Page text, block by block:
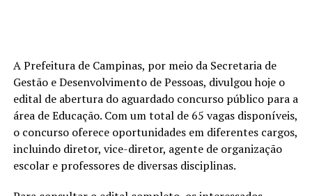
A Prefeitura de Campinas, por meio da Secretaria de
Gestão e Desenvolvimento de Pessoas, divulgou hoje o
edital de abertura do aguardado concurso público para a
área de Educação. Com um total de 65 vagas disponíveis,
o concurso oferece oportunidades em diferentes cargos,
incluindo diretor, vice-diretor, agente de organização
escolar e professores de diversas disciplinas.